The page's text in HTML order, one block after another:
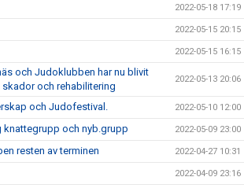
2022-05-18 17:19
2022-05-15 20:15
2022-05-15 16:15
och Judoklubben har nu blivit
och rehabilitering
2022-05-13 20:06
och Judofestival. 2022-05-10 12:00
knattegrupp och nyb.grupp 2022-05-09 23:00
resten av terminen 2022-04-27 10:31
2022-04-09 23:16